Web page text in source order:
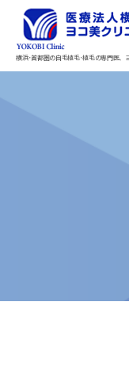
横浜･首都圏の自毛植毛･植毛の専門医、